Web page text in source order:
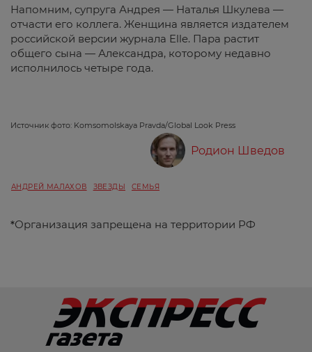
Напомним, супруга Андрея — Наталья Шкулева —
отчасти его коллега. Женщина является издателем
российской версии журнала Elle. Пара растит
общего сына — Александра, которому недавно
исполнилось четыре года.
Источник фото: Komsomolskaya Pravda/Global Look Press
Родион Шведов
АНДРЕЙ МАЛАХОВ ЗВЕЗДЫ СЕМЬЯ
*Организация запрещена на территории РФ